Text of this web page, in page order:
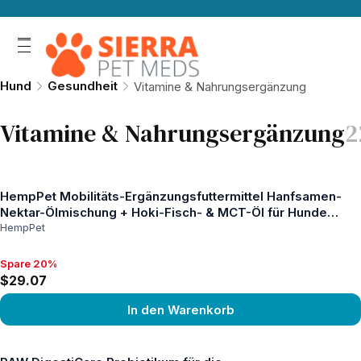
Hund Gesundheit Vitamine & Nahrungsergänzung
Vitamine & Nahrungsergänzung
HempPet Mobilitäts-Ergänzungsfuttermittel Hanfsamen-
Nektar-Ölmischung + Hoki-Fisch- & MCT-Öl für Hunde
100ml
HempPet
Spare 20%, $29.07
Spare 20%
$29.07
In den Warenkorb